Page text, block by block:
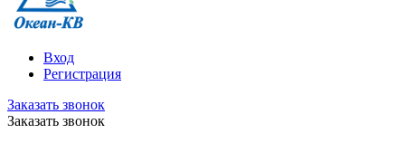
Вход
Регистрация
Заказать звонок
Заказать звонок